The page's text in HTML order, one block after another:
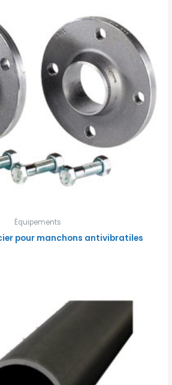
Équipements
pour manchons antivibratiles